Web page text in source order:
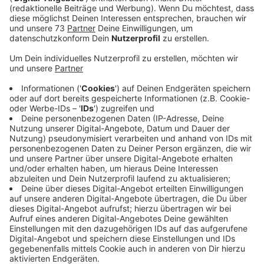
Veröffentlicht:Donnerstag, 06.02.2020 15:22
Anzeige
Jogi Löw ist der schönste Bundestrainer aller Zeiten
und aller Zeiten, die da noch kommen werden und noch
dreimal hin und zurück. Quasi im Alleingang hat er aus
einem rüden Haufen die "Fashion's-Eleven" geformt.
Selbstverständlich immer dabei: Sein Handy, mit dem
er in lieb gewonnener Manier per Sprachnachricht von
seinen Erlebnissen berichtet. Eben Jogis
Sprachnachricht, die Fußball-Comedy.
Anzeige